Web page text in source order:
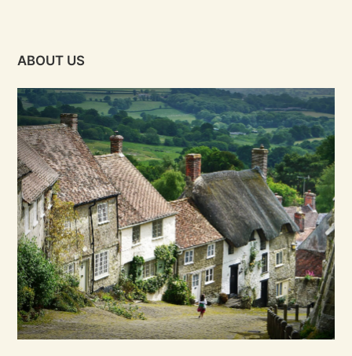
ABOUT US